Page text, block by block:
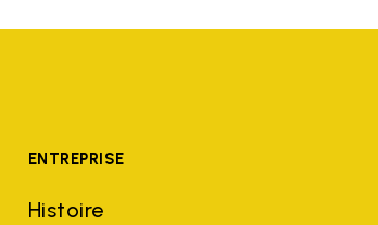
ENTREPRISE
Histoire